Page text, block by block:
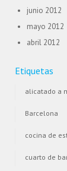
junio 2012
mayo 2012
abril 2012
Etiquetas
alicatado a
Barcelona
cocina de
cuarto de